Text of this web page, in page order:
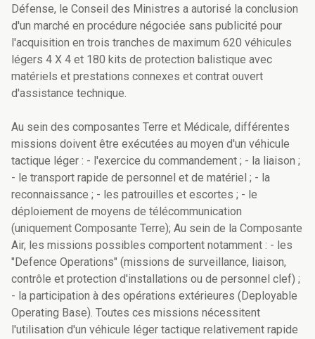
Défense, le Conseil des Ministres a autorisé la conclusion
d'un marché en procédure négociée sans publicité pour
l'acquisition en trois tranches de maximum 620 véhicules
légers 4 X 4 et 180 kits de protection balistique avec
matériels et prestations connexes et contrat ouvert
d'assistance technique.
Au sein des composantes Terre et Médicale, différentes
missions doivent être exécutées au moyen d'un véhicule
tactique léger : - l'exercice du commandement ; - la liaison ;
- le transport rapide de personnel et de matériel ; - la
reconnaissance ; - les patrouilles et escortes ; - le
déploiement de moyens de télécommunication
(uniquement Composante Terre); Au sein de la Composante
Air, les missions possibles comportent notamment : - les
"Defence Operations" (missions de surveillance, liaison,
contrôle et protection d'installations ou de personnel clef) ;
- la participation à des opérations extérieures (Deployable
Operating Base). Toutes ces missions nécessitent
l'utilisation d'un véhicule léger tactique relativement rapide